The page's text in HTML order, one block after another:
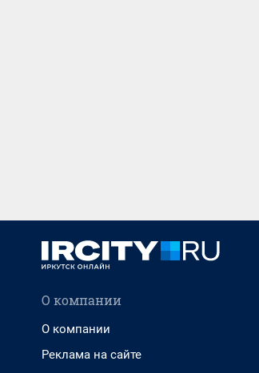
О компании
О компании
Реклама на сайте